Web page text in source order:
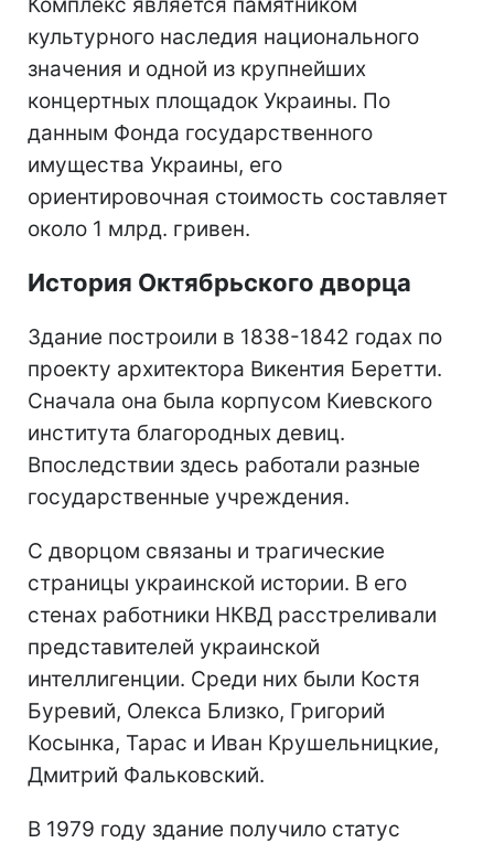
культурного наследия национального
значения и одной из крупнейших
концертных площадок Украины. По
данным Фонда государственного
имущества Украины, его
ориентировочная стоимость составляет
около 1 млрд. гривен.
История Октябрьского дворца
Здание построили в 1838-1842 годах по
проекту архитектора Викентия Беретти.
Сначала она была корпусом Киевского
института благородных девиц.
Впоследствии здесь работали разные
государственные учреждения.
С дворцом связаны и трагические
страницы украинской истории. В его
стенах работники НКВД расстреливали
представителей украинской
интеллигенции. Среди них были Костя
Буревий, Олекса Близко, Григорий
Косынка, Тарас и Иван Крушельницкие,
Дмитрий Фальковский.
В 1979 году здание получило статус